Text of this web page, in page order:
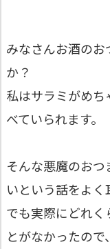
みなさんお酒の
か？
私はサラミがめ
べていられます。
そんな悪魔のお
いという話をよく
でも実際にどれ
とがなかったの